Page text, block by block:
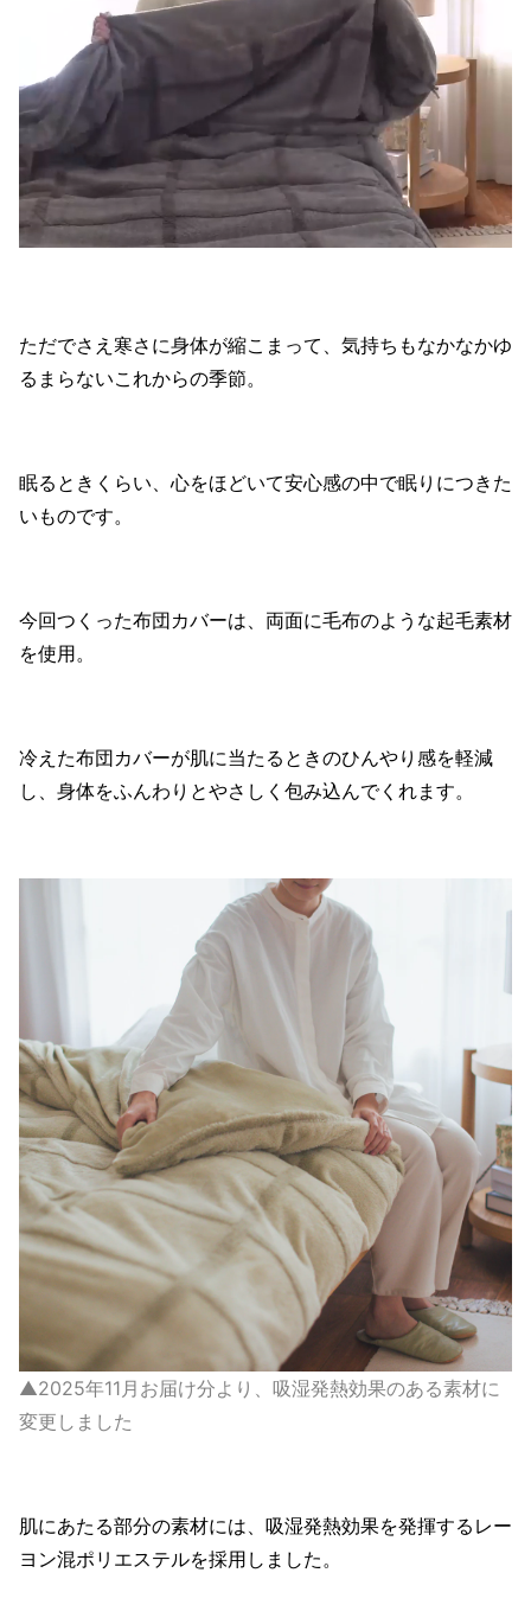
ただでさえ寒さに身体が縮こまって、気持ちもなかなかゆ
るまらないこれからの季節。
眠るときくらい、心をほどいて安心感の中で眠りにつきた
いものです。
今回つくった布団カバーは、両面に毛布のような起毛素材
を使用。
冷えた布団カバーが肌に当たるときのひんやり感を軽減
し、身体をふんわりとやさしく包み込んでくれます。
▲2025年11月お届け分より、吸湿発熱効果のある素材に
変更しました
肌にあたる部分の素材には、吸湿発熱効果を発揮するレー
ヨン混ポリエステルを採用しました。